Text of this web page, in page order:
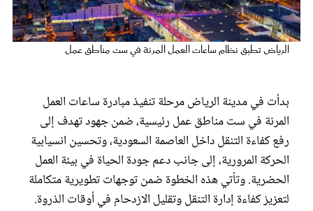
الرياض تطبق نظام ساعات العمل المرنة في ست مناطق عمل
بدأت في مدينة الرياض مرحلة تنفيذ مبادرة ساعات العمل
المرنة في ست مناطق عمل رئيسية، ضمن جهود تهدف إلى
رفع كفاءة التنقل داخل العاصمة السعودية، وتحسين انسيابية
الحركة المرورية، إلى جانب دعم جودة الحياة في بيئة العمل
الحضرية. وتأتي هذه الخطوة ضمن توجهات تطويرية متكاملة
لتعزيز كفاءة إدارة التنقل وتقليل الازدحام في أوقات الذروة.
مجلة سيدتي